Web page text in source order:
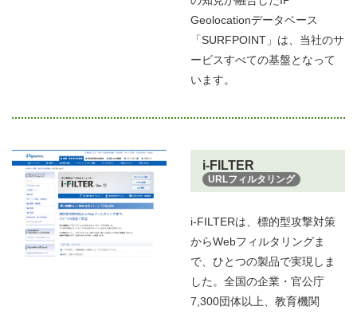
Geolocationデータベース
「SURFPOINT」は、当社のサ
ービスすべての基盤となって
います。
i-FILTER
URLフィルタリング
i-FILTERは、標的型攻撃対策
からWebフィルタリングま
で、ひとつの製品で実現しま
した。全国の企業・官公庁
7,300団体以上、教育機関